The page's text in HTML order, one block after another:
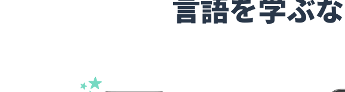
言語を学ぶ